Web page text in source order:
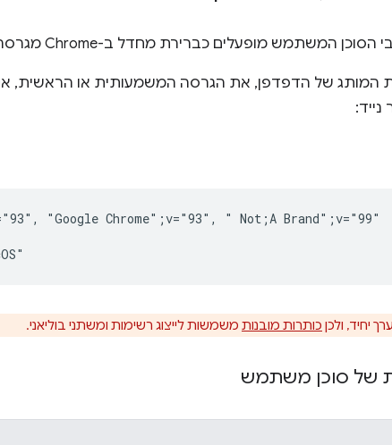
המותג של הדפדפן, את הגרסה המשמעותית או הראשית,
"Google Chrome";v="93", " Not;A Brand";v="99"
יחיד, ולכן כותרות מובנות משמשות לייצוג רשימות ומשתני בוליאני.
של סוכן משתמש